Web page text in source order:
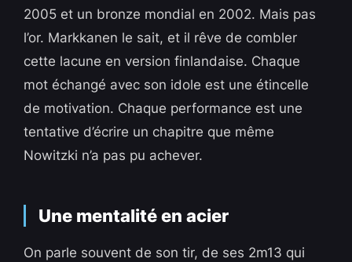
2005 et un bronze mondial en 2002. Mais pas
l’or. Markkanen le sait, et il rêve de combler
cette lacune en version finlandaise. Chaque
mot échangé avec son idole est une étincelle
de motivation. Chaque performance est une
tentative d’écrire un chapitre que même
Nowitzki n’a pas pu achever.
Une mentalité en acier
On parle souvent de son tir, de ses 2m13 qui